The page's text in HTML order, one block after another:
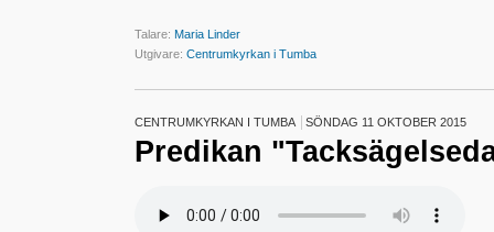
Talare: Maria Linder
Utgivare: Centrumkyrkan i Tumba
CENTRUMKYRKAN I TUMBA SÖNDAG 11 OKTOBER 2015
Predikan